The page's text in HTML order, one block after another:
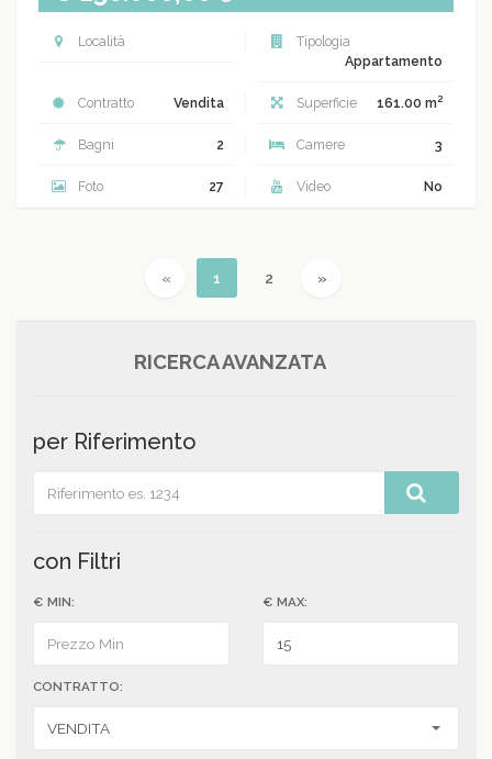
Località
Tipologia
Appartamento
Contratto Vendita Superficie 161.00 m2
Bagni 2 Camere 3
Foto 27 Video No
« Previous
1 (current)
2 »
RICERCA AVANZATA
per Riferimento
con Filtri
€ MIN: € MAX:
CONTRATTO: